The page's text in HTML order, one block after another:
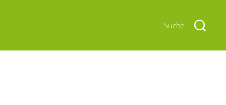
Suche